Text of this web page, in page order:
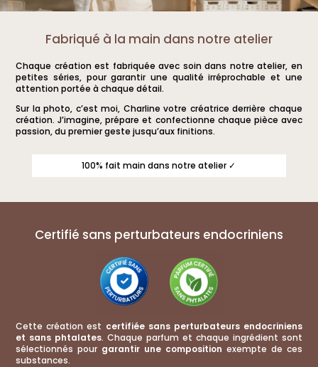
Fabriqué à la main dans notre atelier
Chaque création est fabriquée avec soin dans notre atelier, en
petites séries, pour garantir une qualité irréprochable et une
attention portée à chaque détail.
Sur la photo, c’est moi, Charline votre créatrice derrière chaque
création. J’imagine, prépare et confectionne chaque pièce avec
passion, du premier geste jusqu’aux finitions.
100% fait main dans notre atelier ✓
Certifié sans perturbateurs endocriniens
Cette création est certifiée sans perturbateurs endocriniens
et sans phtalates. Chaque parfum et chaque ingrédient sont
sélectionnés pour garantir une composition exempte de ces
substances.